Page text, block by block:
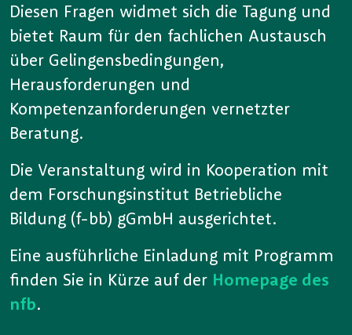
Diesen Fragen widmet sich die Tagung und
bietet Raum für den fachlichen Austausch
über Gelingensbedingungen,
Herausforderungen und
Kompetenzanforderungen vernetzter
Beratung.
Die Veranstaltung wird in Kooperation mit
dem Forschungsinstitut Betriebliche
Bildung (f-bb) gGmbH ausgerichtet.
Eine ausführliche Einladung mit Programm
finden Sie in Kürze auf der Homepage des
nfb.